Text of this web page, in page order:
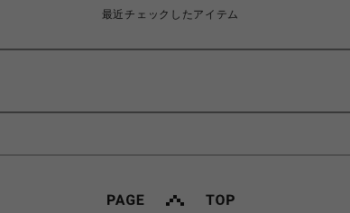
最近チェックしたアイテム